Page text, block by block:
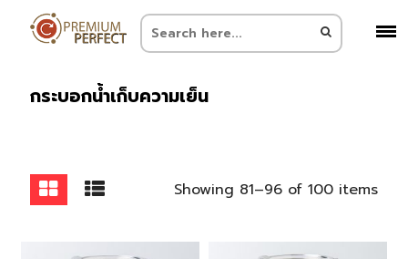
กระบอกน้ำเก็บความเย็น
Showing 81–96 of 100 items